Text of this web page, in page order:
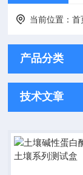
当前位置：首
产品分类
技术文章